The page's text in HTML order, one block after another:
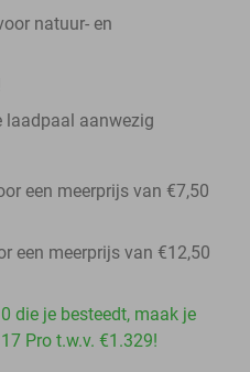
natuur- en
laadpaal aanwezig
een meerprijs van €7,50
een meerprijs van €12,50
die je besteedt, maak je
Pro t.w.v. €1.329!